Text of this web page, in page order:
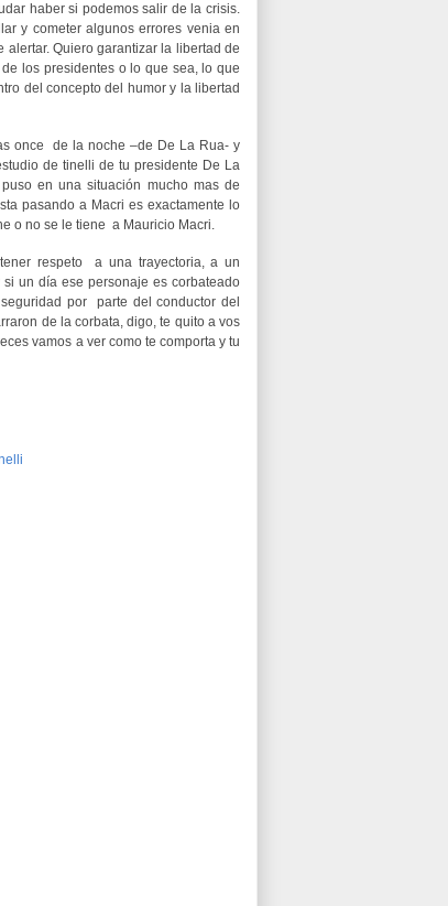
haber si podemos salir de la crisis.
y cometer algunos errores venia en
Quiero garantizar la libertad de
los presidentes o lo que sea, lo que
del concepto del humor y la libertad
once de la noche –de De La Rua- y
de tinelli de tu presidente De La
en una situación mucho mas de
pasando a Macri es exactamente lo
o no se le tiene a Mauricio Macri.
respeto a una trayectoria, a un
un día ese personaje es corbateado
por parte del conductor del
de la corbata, digo, te quito a vos
vamos a ver como te comporta y tu